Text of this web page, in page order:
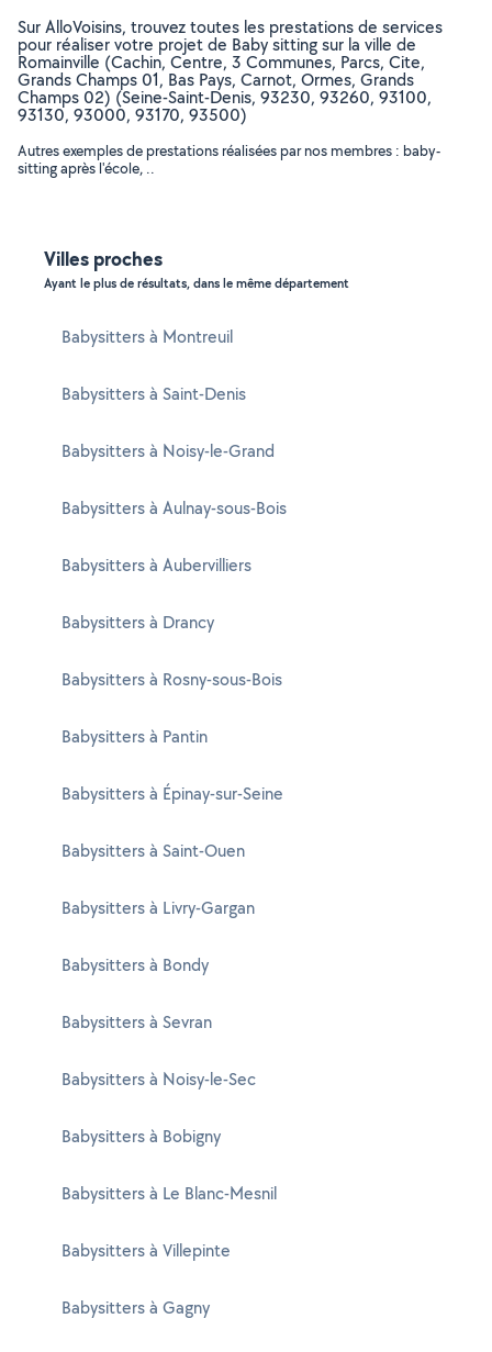
Sur AlloVoisins, trouvez toutes les prestations de services
pour réaliser votre projet de Baby sitting sur la ville de
Romainville (Cachin, Centre, 3 Communes, Parcs, Cite,
Grands Champs 01, Bas Pays, Carnot, Ormes, Grands
Champs 02) (Seine-Saint-Denis, 93230, 93260, 93100,
93130, 93000, 93170, 93500)
Autres exemples de prestations réalisées par nos membres : baby-
sitting après l'école, ..
Villes proches
Ayant le plus de résultats, dans le même département
Babysitters à Montreuil
Babysitters à Saint-Denis
Babysitters à Noisy-le-Grand
Babysitters à Aulnay-sous-Bois
Babysitters à Aubervilliers
Babysitters à Drancy
Babysitters à Rosny-sous-Bois
Babysitters à Pantin
Babysitters à Épinay-sur-Seine
Babysitters à Saint-Ouen
Babysitters à Livry-Gargan
Babysitters à Bondy
Babysitters à Sevran
Babysitters à Noisy-le-Sec
Babysitters à Bobigny
Babysitters à Le Blanc-Mesnil
Babysitters à Villepinte
Babysitters à Gagny